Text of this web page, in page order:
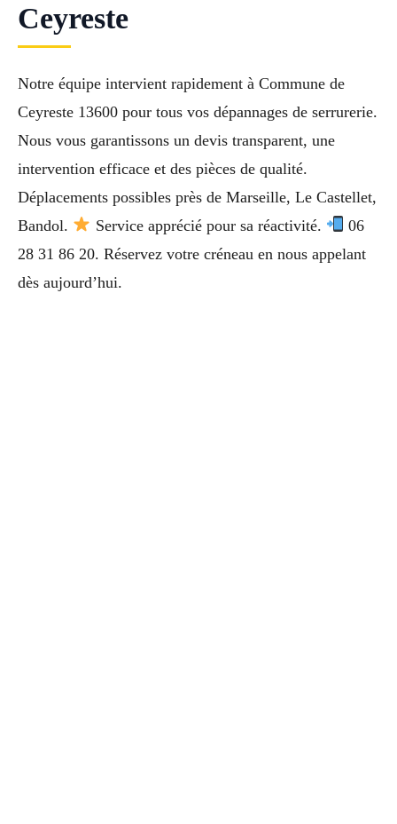
Ceyreste
Notre équipe intervient rapidement à Commune de
Ceyreste 13600 pour tous vos dépannages de serrurerie.
Nous vous garantissons un devis transparent, une
intervention efficace et des pièces de qualité.
Déplacements possibles près de Marseille, Le Castellet,
Bandol.
Service apprécié pour sa réactivité.
06
28 31 86 20. Réservez votre créneau en nous appelant
dès aujourd’hui.